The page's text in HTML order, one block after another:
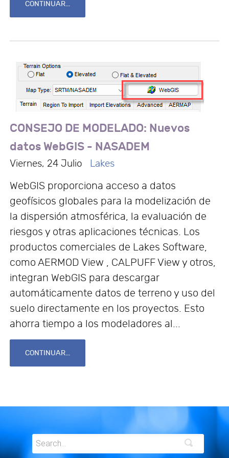
CONTINUAR...
CONSEJO DE MODELADO: Nuevos
datos WebGIS - NASADEM
Viernes, 24 Julio Lakes
WebGIS proporciona acceso a datos
geofísicos globales para la modelización de
la dispersión atmosférica, la evaluación de
riesgos y otras aplicaciones técnicas. Los
productos comerciales de Lakes Software,
como AERMOD View , CALPUFF View y otros,
integran WebGIS para descargar
automáticamente datos de terreno y uso del
suelo directamente en los proyectos. Esto
ahorra tiempo a los modeladores al...
CONTINUAR...